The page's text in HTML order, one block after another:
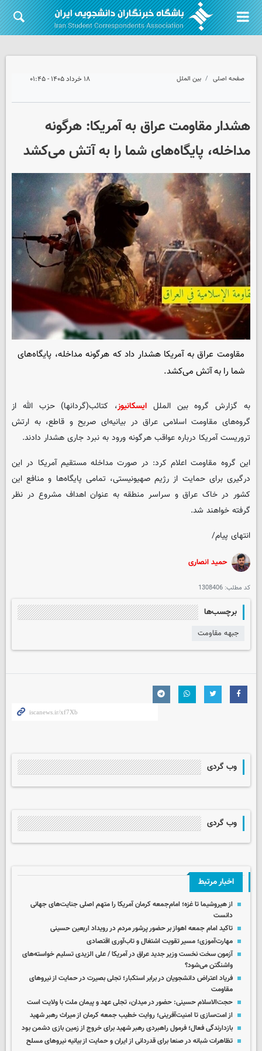
صفحه اصلی بین الملل ۱۸ خرداد ۱۴۰۵ - ۰۱:۴۵
هشدار مقاومت عراق به آمریکا: هرگونه
مداخله، پایگاه‌های شما را به آتش می‌کشد
مقاومت عراق به آمریکا هشدار داد که هرگونه مداخله، پایگاه‌های
شما را به آتش می‌کشد.
به گزارش گروه بین الملل ایسکانیوز، کتائب(گردانها) حزب الله از
گروه‌های مقاومت اسلامی عراق در بیانیه‌ای صریح و قاطع، به ارتش
تروریست آمریکا درباره عواقب هرگونه ورود به نبرد جاری هشدار دادند.
این گروه مقاومت اعلام کرد: در صورت مداخله مستقیم آمریکا در این
درگیری برای حمایت از رژیم صهیونیستی، تمامی پایگاه‌ها و منافع این
کشور در خاک عراق و سراسر منطقه به عنوان اهداف مشروع در نظر
گرفته خواهند شد.
انتهای پیام/
حمید انصاری
کد مطلب: 1308406
برچسب‌ها
جبهه مقاومت
وب گردی
وب گردی
اخبار مرتبط
از هیروشیما تا غزه؛ امام‌جمعه کرمان آمریکا را متهم اصلی جنایت‌های جهانی
دانست
تاکید امام جمعه اهواز بر حضور پرشور مردم در رویداد اربعین حسینی
مهارت‌آموزی؛ مسیر تقویت اشتغال و تاب‌آوری اقتصادی
آزمون سخت نخست وزیر جدید عراق در آمریکا / علی الزیدی تسلیم خواسته‌های
واشنگتن می‌شود؟
فریاد اعتراض دانشجویان در برابر استکبار؛ تجلی بصیرت در حمایت از نیروهای
مقاومت
حجت‌الاسلام حسینی: حضور در میدان، تجلی عهد و پیمان ملت با ولایت است
از امت‌سازی تا امنیت‌آفرینی؛ روایت خطیب جمعه کرمان از میراث رهبر شهید
بازدارندگی فعال؛ فرمول راهبردی رهبر شهید برای خروج از زمین بازی دشمن بود
تظاهرات شبانه در صنعا برای قدردانی از ایران و حمایت از بیانیه نیروهای مسلح